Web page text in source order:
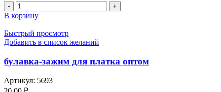
В корзину
Быстрый просмотр
Добавить в список желаний
булавка-зажим для платка оптом
Артикул: 5693